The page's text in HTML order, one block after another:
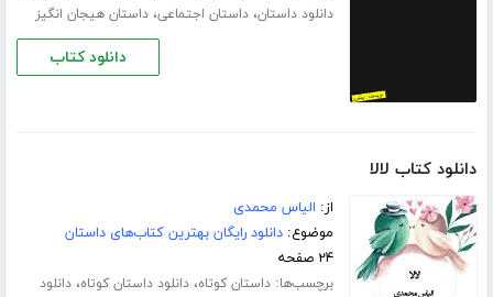
دانلود داستان،داستان اجتماعی،داستان هیجان انگیز
دانلود کتاب
دانلود کتاب لالا
از: الیاس محمدی
موضوع:دانلود رایگان بهترین کتاب‌های داستان
۲۴ صفحه
برچسب‌ها:داستان کوتاه،دانلود داستان کوتاه،دانلود